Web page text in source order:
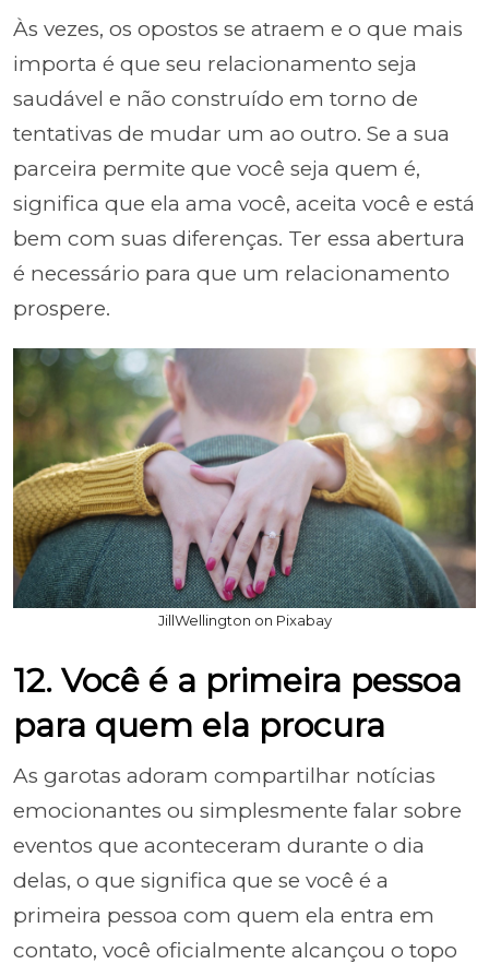
Às vezes, os opostos se atraem e o que mais
importa é que seu relacionamento seja
saudável e não construído em torno de
tentativas de mudar um ao outro. Se a sua
parceira permite que você seja quem é,
significa que ela ama você, aceita você e está
bem com suas diferenças. Ter essa abertura
é necessário para que um relacionamento
prospere.
JillWellington on Pixabay
12. Você é a primeira pessoa
para quem ela procura
As garotas adoram compartilhar notícias
emocionantes ou simplesmente falar sobre
eventos que aconteceram durante o dia
delas, o que significa que se você é a
primeira pessoa com quem ela entra em
contato, você oficialmente alcançou o topo